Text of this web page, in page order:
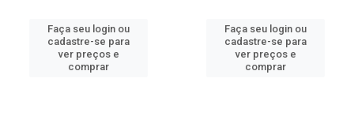
Faça seu login ou
cadastre-se para
ver preços e
comprar
Faça seu login ou
cadastre-se para
ver preços e
comprar